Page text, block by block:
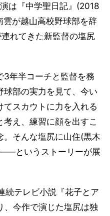
は『中学聖日記』(2018
が越山高校野球部を辞
れてきた新監督の塩尻
3年半コーチと監督を務
部の実力を見て、今い
てスカウトに力を入れる
え、練習に顔を出すこ
。そんな塩尻に山住(黒木
というストーリーが展
続テレビ小説『花子とア
、今作で演じた塩尻は独